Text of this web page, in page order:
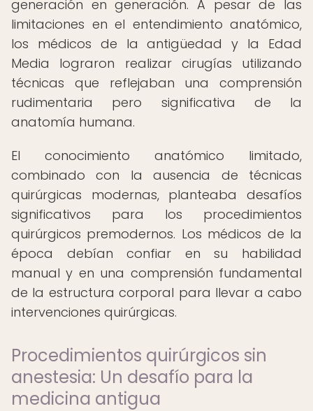
generación en generación. A pesar de las
limitaciones en el entendimiento anatómico,
los médicos de la antigüedad y la Edad
Media lograron realizar cirugías utilizando
técnicas que reflejaban una comprensión
rudimentaria pero significativa de la
anatomía humana.
El conocimiento anatómico limitado,
combinado con la ausencia de técnicas
quirúrgicas modernas, planteaba desafíos
significativos para los procedimientos
quirúrgicos premodernos. Los médicos de la
época debían confiar en su habilidad
manual y en una comprensión fundamental
de la estructura corporal para llevar a cabo
intervenciones quirúrgicas.
Procedimientos quirúrgicos sin
anestesia: Un desafío para la
medicina antigua